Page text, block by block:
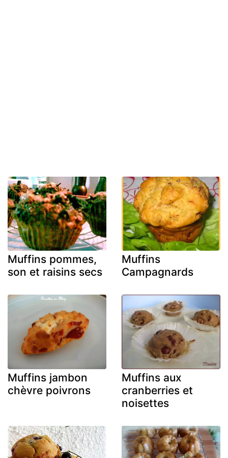
Muffins pommes,
son et raisins secs
Muffins
Campagnards
Muffins jambon
chèvre poivrons
Muffins aux
cranberries et
noisettes